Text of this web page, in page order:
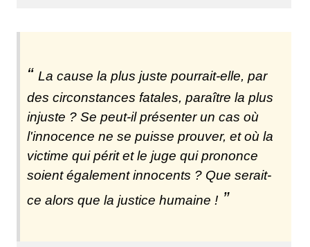
La cause la plus juste pourrait-elle, par
des circonstances fatales, paraître la plus
injuste ? Se peut-il présenter un cas où
l'innocence ne se puisse prouver, et où la
victime qui périt et le juge qui prononce
soient également innocents ? Que serait-
ce alors que la justice humaine !